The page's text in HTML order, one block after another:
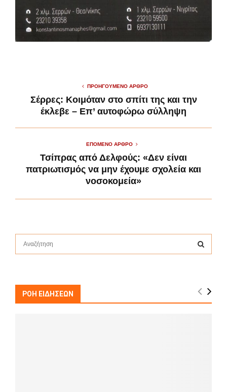
ΠΡΟΗΓΟΎΜΕΝΟ ΆΡΘΡΟ
Σέρρες: Κοιμόταν στο σπίτι της και την
έκλεβε – Επ’ αυτοφώρω σύλληψη
ΕΠΌΜΕΝΟ ΆΡΘΡΟ
Τσίπρας από Δελφούς: «Δεν είναι
πατριωτισμός να μην έχουμε σχολεία και
νοσοκομεία»
f
A
ΡΟΗ ΕΙΔΗΣΕΩΝ